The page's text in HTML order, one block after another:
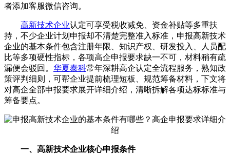
者添加客服微信咨询。
高新技术企业认定可享受税收减免、资金补贴等多重扶
持，不少企业计划申报却不清楚完整准入标准，申报高新技术
企业的基本条件包含注册年限、知识产权、研发投入、人员配
比等多项硬性指标，各项高企申报要求缺一不可，材料稍有疏
漏便会驳回。 华夏泰科常年深耕高企认定全流程服务，熟知政
策评判细则，可帮企业提前梳理短板、规范筹备材料，下文将
对高企全部申报要求展开详细介绍，清晰拆解各项达标标准与
筹备要点。
一、高新技术企业核心申报条件